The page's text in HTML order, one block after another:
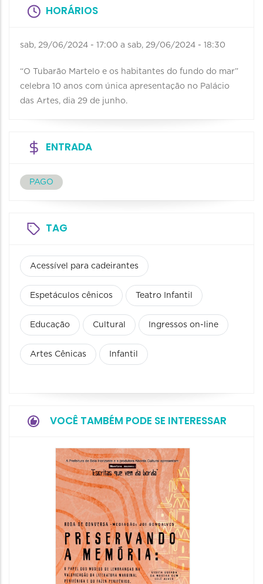
HORÁRIOS
sab, 29/06/2024 - 17:00 a sab, 29/06/2024 - 18:30
“O Tubarão Martelo e os habitantes do fundo do mar”
celebra 10 anos com única apresentação no Palácio
das Artes, dia 29 de junho.
ENTRADA
PAGO
TAG
Acessível para cadeirantes
Espetáculos cênicos Teatro Infantil
Educação Cultural Ingressos on-line
Artes Cênicas Infantil
VOCÊ TAMBÉM PODE SE INTERESSAR